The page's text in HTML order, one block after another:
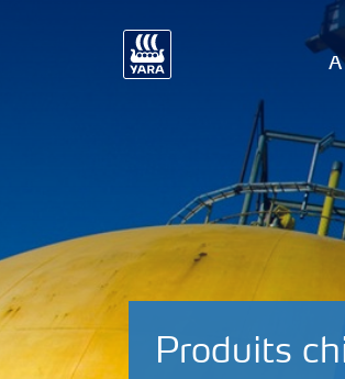
A
Produits